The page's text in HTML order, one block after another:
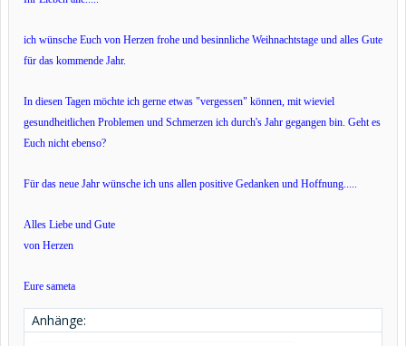
ich wünsche Euch von Herzen frohe und besinnliche Weihnachtstage und alles Gute
für das kommende Jahr.
In diesen Tagen möchte ich gerne etwas "vergessen" können, mit wieviel
gesundheitlichen Problemen und Schmerzen ich durch's Jahr gegangen bin. Geht es
Euch nicht ebenso?
Für das neue Jahr wünsche ich uns allen positive Gedanken und Hoffnung.....
Alles Liebe und Gute
von Herzen
Eure sameta
Anhänge: